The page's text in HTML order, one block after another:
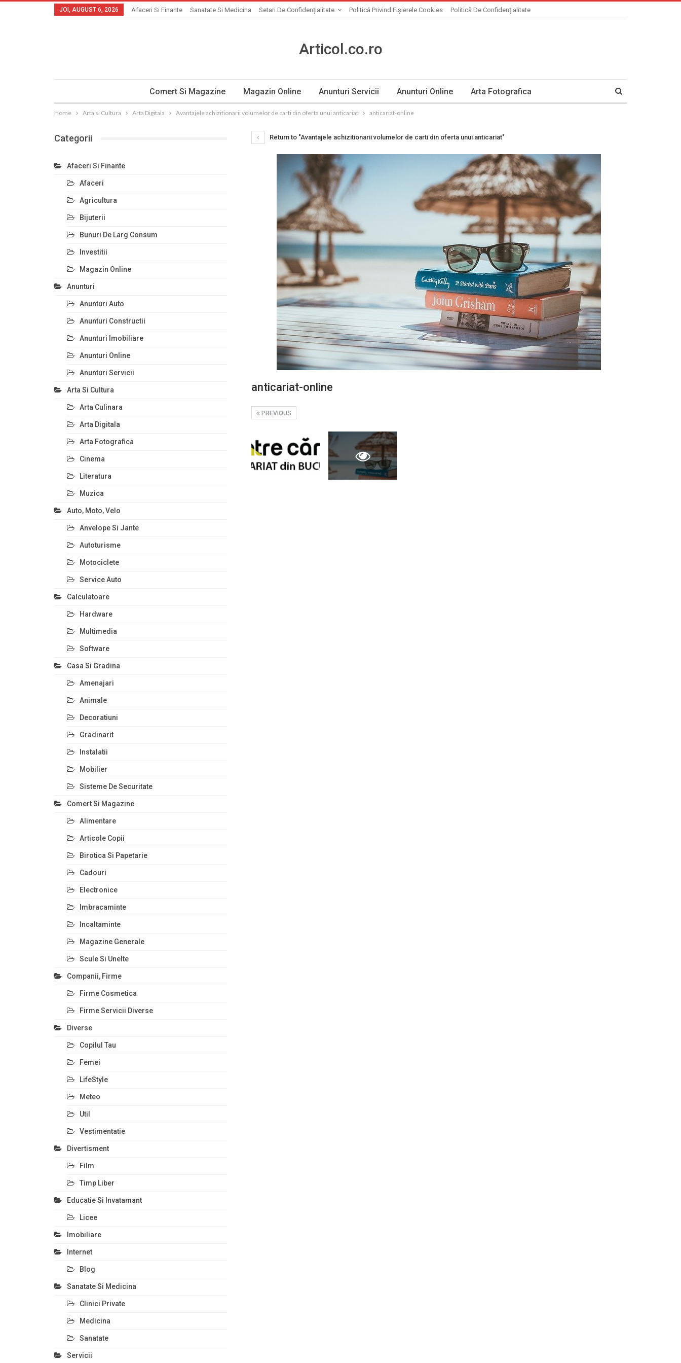
JOI, AUGUST 6, 2026 Afaceri Si Finante Sanatate Si Medicina Setari De Confidențialitate Politică Privind Fișierele Cookies Politică De Confidențialitate
Articol.co.ro
Comert Si Magazine Magazin Online Anunturi Servicii Anunturi Online Arta Fotografica
Home Arta si Cultura Arta Digitala Avantajele achizitionarii volumelor de carti din oferta unui anticariat anticariat-online
Return to "Avantajele achizitionarii volumelor de carti din oferta unui anticariat"
anticariat-online
PREVIOUS
Categorii
Afaceri Si Finante
Afaceri
Agricultura
Bijuterii
Bunuri De Larg Consum
Investitii
Magazin Online
Anunturi
Anunturi Auto
Anunturi Constructii
Anunturi Imobiliare
Anunturi Online
Anunturi Servicii
Arta Si Cultura
Arta Culinara
Arta Digitala
Arta Fotografica
Cinema
Literatura
Muzica
Auto, Moto, Velo
Anvelope Si Jante
Autoturisme
Motociclete
Service Auto
Calculatoare
Hardware
Multimedia
Software
Casa Si Gradina
Amenajari
Animale
Decoratiuni
Gradinarit
Instalatii
Mobilier
Sisteme De Securitate
Comert Si Magazine
Alimentare
Articole Copii
Birotica Si Papetarie
Cadouri
Electronice
Imbracaminte
Incaltaminte
Magazine Generale
Scule Si Unelte
Companii, Firme
Firme Cosmetica
Firme Servicii Diverse
Diverse
Copilul Tau
Femei
LifeStyle
Meteo
Util
Vestimentatie
Divertisment
Film
Timp Liber
Educatie Si Invatamant
Licee
Imobiliare
Internet
Blog
Sanatate Si Medicina
Clinici Private
Medicina
Sanatate
Servicii